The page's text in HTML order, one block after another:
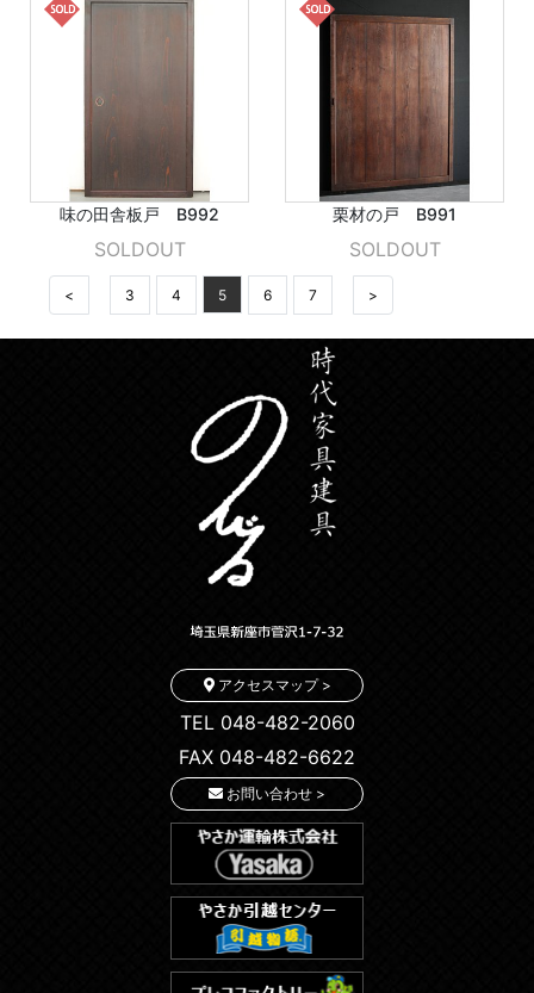
味の田舎板戸 B992
SOLDOUT
栗材の戸 B991
SOLDOUT
< 3 4 5 6 7 >
アクセスマップ >
TEL 048-482-2060
FAX 048-482-6622
お問い合わせ >